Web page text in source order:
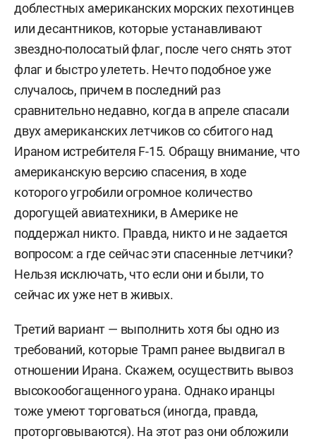
доблестных американских морских пехотинцев
или десантников, которые устанавливают
звездно-полосатый флаг, после чего снять этот
флаг и быстро улететь. Нечто подобное уже
случалось, причем в последний раз
сравнительно недавно, когда в апреле спасали
двух американских летчиков со сбитого над
Ираном истребителя F-15. Обращу внимание, что
американскую версию спасения, в ходе
которого угробили огромное количество
дорогущей авиатехники, в Америке не
поддержал никто. Правда, никто и не задается
вопросом: а где сейчас эти спасенные летчики?
Нельзя исключать, что если они и были, то
сейчас их уже нет в живых.
Третий вариант — выполнить хотя бы одно из
требований, которые Трамп ранее выдвигал в
отношении Ирана. Скажем, осуществить вывоз
высокообогащенного урана. Однако иранцы
тоже умеют торговаться (иногда, правда,
проторговываются). На этот раз они обложили